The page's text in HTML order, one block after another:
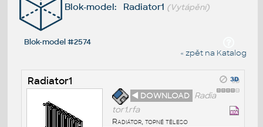
Blok-model: Radiator1 (Vytápění)
Blok-model #2574
« zpět na Katalog
Radiator1
◄ DOWNLOAD Radia
tor1.rfa
Radiátor, topné těleso